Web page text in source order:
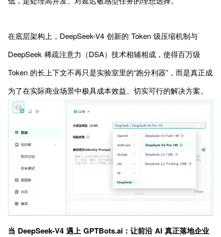
在底层架构上，DeepSeek-V4 创新的 Token 级压缩机制与
DeepSeek 稀疏注意力（DSA）技术相辅相成，使得百万级
Token 的长上下文不再只是实验室里的“跑分利器”，而是真正成
为了在实际商业场景中极具成本效益、切实可行的解决方案。
当 DeepSeek-V4 遇上 GPTBots.ai：让前沿 AI 真正落地企业